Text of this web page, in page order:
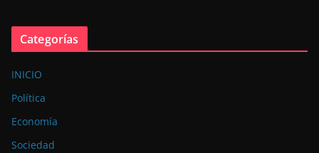
Categorías
INICIO
Política
Economía
Sociedad